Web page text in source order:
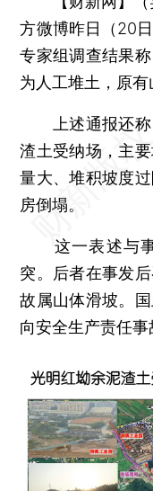
方微博昨日（20
专家组调查结果
为人工堆土，原有
上述通报还称
渣土受纳场，主
量大、堆积坡度
房倒塌。
这一表述与事
突。后者在事发
故属山体滑坡。
向安全生产责任事